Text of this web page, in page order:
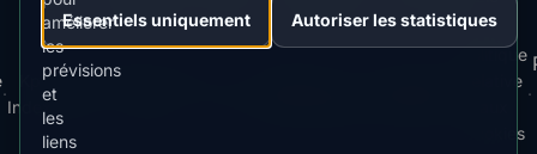
Apps:
Forecast
Tracker
·
Index
·
Best
Time
Télécharger
Politique
relative
Cookies
·
améliorer
les
prévisions
et
les
liens
Essentiels uniquement Autoriser les statistiques